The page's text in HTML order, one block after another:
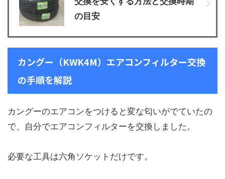
の目安
カングー（KWK4M）エアコンフィルター交換
の手順を解説
カングーのエアコンをつけると変な匂いがでていたの
で、自分でエアコンフィルターを交換しました。
必要な工具は六角ソケットだけです。